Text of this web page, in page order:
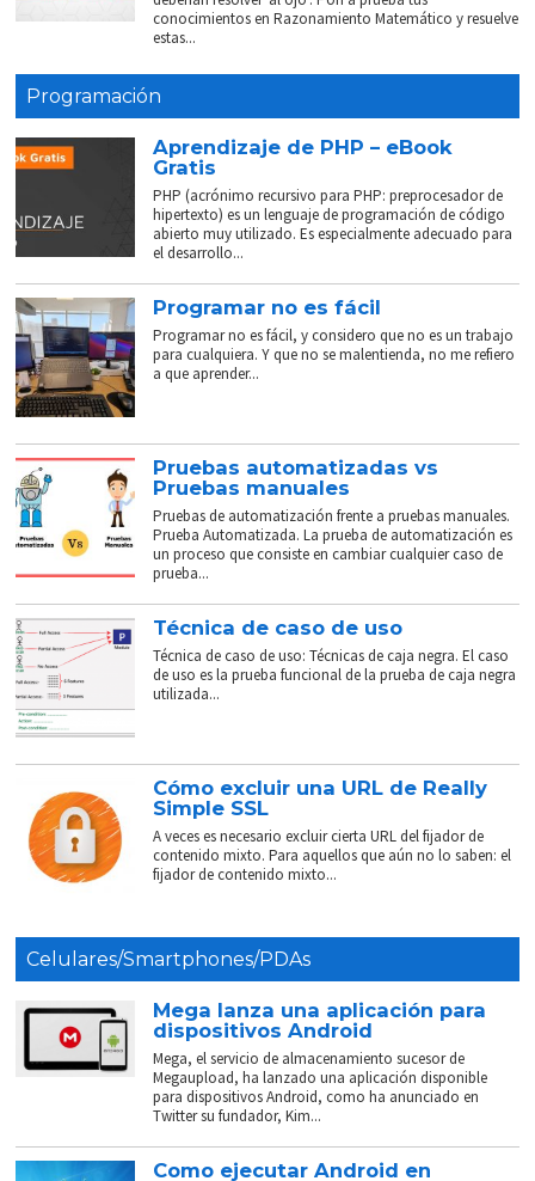
conocimientos en Razonamiento Matemático y resuelve
estas...
Programación
Aprendizaje de PHP – eBook
Gratis
PHP (acrónimo recursivo para PHP: preprocesador de
hipertexto) es un lenguaje de programación de código
abierto muy utilizado. Es especialmente adecuado para
el desarrollo...
Programar no es fácil
Programar no es fácil, y considero que no es un trabajo
para cualquiera. Y que no se malentienda, no me refiero
a que aprender...
Pruebas automatizadas vs
Pruebas manuales
Pruebas de automatización frente a pruebas manuales.
Prueba Automatizada. La prueba de automatización es
un proceso que consiste en cambiar cualquier caso de
prueba...
Técnica de caso de uso
Técnica de caso de uso: Técnicas de caja negra. El caso
de uso es la prueba funcional de la prueba de caja negra
utilizada...
Cómo excluir una URL de Really
Simple SSL
A veces es necesario excluir cierta URL del fijador de
contenido mixto. Para aquellos que aún no lo saben: el
fijador de contenido mixto...
Celulares/Smartphones/PDAs
Mega lanza una aplicación para
dispositivos Android
Mega, el servicio de almacenamiento sucesor de
Megaupload, ha lanzado una aplicación disponible
para dispositivos Android, como ha anunciado en
Twitter su fundador, Kim...
Como ejecutar Android en